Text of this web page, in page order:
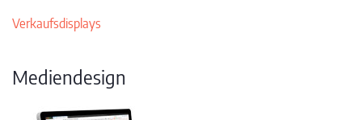
Verkaufsdisplays
Mediendesign